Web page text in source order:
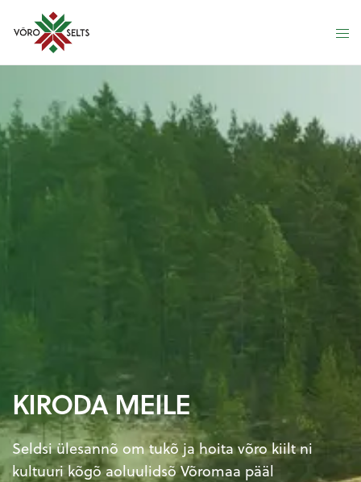
KIRODA MEILE
Seldsi ülesannõ om tukõ ja hoita võro kiilt ni
kultuuri kõgõ aoluulidsõ Võromaa pääl